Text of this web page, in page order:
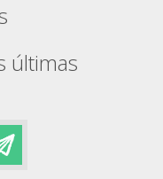
últimas